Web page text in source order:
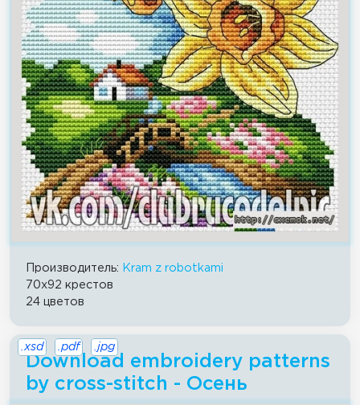
Производитель:
Kram z robotkami
70x92 крестов
24 цветов
Download embroidery patterns
by cross-stitch - Осень
.xsd .pdf .jpg